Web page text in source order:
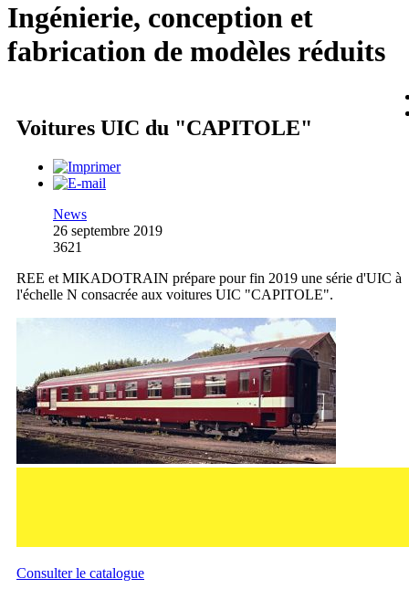
Ingénierie, conception et
fabrication de modèles réduits
Voitures UIC du "CAPITOLE"
News
26 septembre 2019
3621
REE et MIKADOTRAIN prépare pour fin 2019 une série d'UIC à
l'échelle N consacrée aux voitures UIC "CAPITOLE".
Consulter le catalogue